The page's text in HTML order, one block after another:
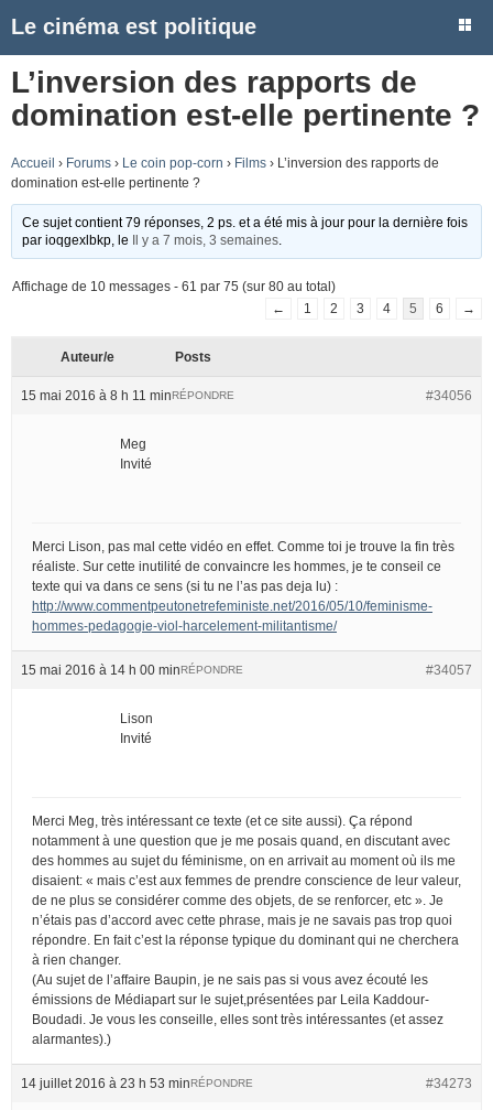
Le cinéma est politique
L’inversion des rapports de
domination est-elle pertinente ?
Accueil › Forums › Le coin pop-corn › Films › L’inversion des rapports de
domination est-elle pertinente ?
Ce sujet contient 79 réponses, 2 ps. et a été mis à jour pour la dernière fois
parioqgexlbkp , le Il y a 7 mois, 3 semaines
Affichage de 10 messages - 61 par 75 (sur 80 au total)
←
1 2 3 4 5 6 →
Auteur/e Posts
15 mai 2016 à 8 h 11 min #34056
RÉPONDRE
Meg
Invité
Merci Lison, pas mal cette vidéo en effet. Comme toi je trouve la fin très
réaliste. Sur cette inutilité de convaincre les hommes, je te conseil ce
texte qui va dans ce sens (si tu ne l’as pas deja lu) :
http://www.commentpeutonetrefeministe.net/2016/05/10/feminisme-
hommes-pedagogie-viol-harcelement-militantisme/
15 mai 2016 à 14 h 00 min #34057
RÉPONDRE
Lison
Invité
Merci Meg, très intéressant ce texte (et ce site aussi). Ça répond
notamment à une question que je me posais quand, en discutant avec
des hommes au sujet du féminisme, on en arrivait au moment où ils me
disaient: « mais c’est aux femmes de prendre conscience de leur valeur,
de ne plus se considérer comme des objets, de se renforcer, etc ». Je
n’étais pas d’accord avec cette phrase, mais je ne savais pas trop quoi
répondre. En fait c’est la réponse typique du dominant qui ne cherchera
à rien changer.
(Au sujet de l’affaire Baupin, je ne sais pas si vous avez écouté les
émissions de Médiapart sur le sujet,présentées par Leila Kaddour-
Boudadi. Je vous les conseille, elles sont très intéressantes (et assez
alarmantes).)
14 juillet 2016 à 23 h 53 min #34273
RÉPONDRE